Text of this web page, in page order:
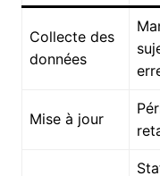
Collecte des
données
Mise à jour